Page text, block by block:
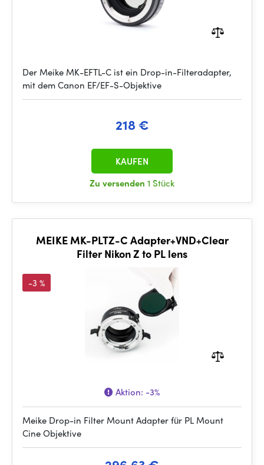
Der Meike MK-EFTL-C ist ein Drop-in-Filteradapter,
mit dem Canon EF/EF-S-Objektive
218 €
Zu versenden 1 Stück
KAUFEN
MEIKE MK-PLTZ-C Adapter+VND+Clear
Filter Nikon Z to PL lens
-3 %
Aktion: -3%
Meike Drop-in Filter Mount Adapter für PL Mount
Cine Objektive